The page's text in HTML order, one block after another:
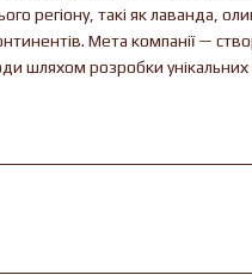
регіону, такі як лаванда,
Мета компанії —
шляхом розробки унікальних